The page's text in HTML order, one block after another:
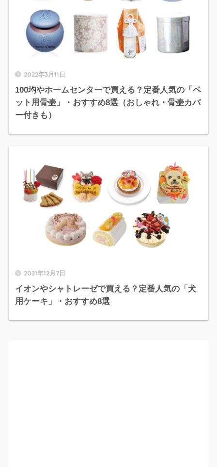
2022年3月11日
100均やホームセンターで買える？定番人気の「ペ
ット用骨壷」・おすすめ8選（おしゃれ・骨壷カバ
ー付きも）
2021年12月7日
イオンやシャトレーゼで買える？定番人気の「犬
用ケーキ」・おすすめ8選